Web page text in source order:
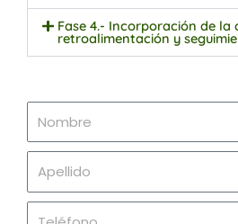
Fase 4.- Incorporación de la
retroalimentación y